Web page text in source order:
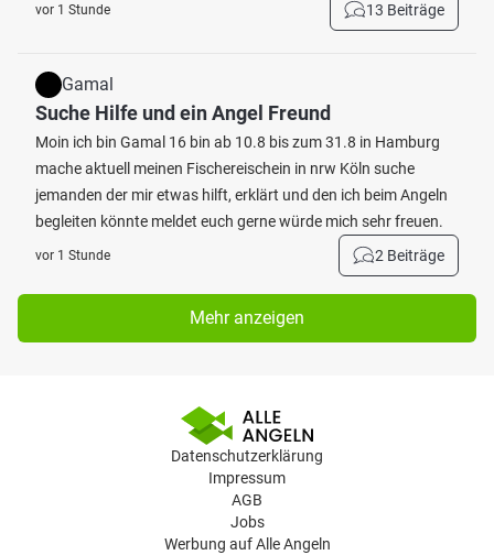
vor 1 Stunde 13 Beiträge
Gamal
Suche Hilfe und ein Angel Freund
Moin ich bin Gamal 16 bin ab 10.8 bis zum 31.8 in Hamburg
mache aktuell meinen Fischereischein in nrw Köln suche
jemanden der mir etwas hilft, erklärt und den ich beim Angeln
begleiten könnte meldet euch gerne würde mich sehr freuen.
vor 1 Stunde 2 Beiträge
Mehr anzeigen
Datenschutzerklärung
Impressum
AGB
Jobs
Werbung auf Alle Angeln